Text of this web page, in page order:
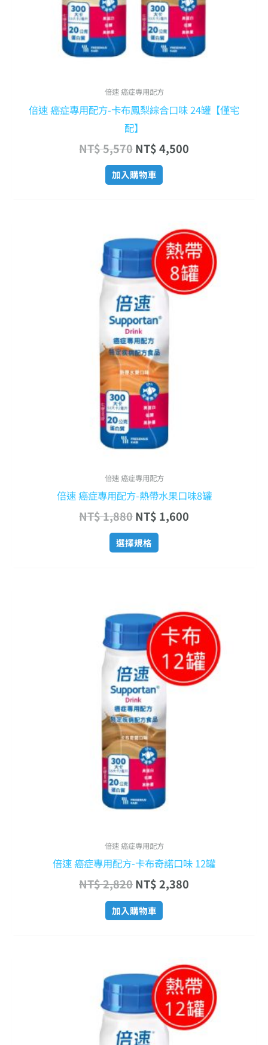
倍速 癌症專用配方
倍速 癌症專用配方-卡布鳳梨綜合口味 24罐【僅宅
配】
NT$5,570NT$4,500
加入購物車
倍速 癌症專用配方
倍速 癌症專用配方-熱帶水果口味8罐
NT$1,880
始
價
格：
NT$ 1,880。
NT$ 1,600
目
前
價
格：
NT$ 1,600。
選擇規格
產
品
有
多
款
式。
可
在
產
品
頁
面
項
倍速 癌症專用配方
倍速 癌症專用配方-卡布奇諾口味 12罐
NT$2,820
價
格：
NT$ 2,820。
NT$2,380
前
價
格：
NT$ 2,380。
加入購物車
始
價
格：
NT$ 2,820。
目
前
價
格：
NT$ 2,380。